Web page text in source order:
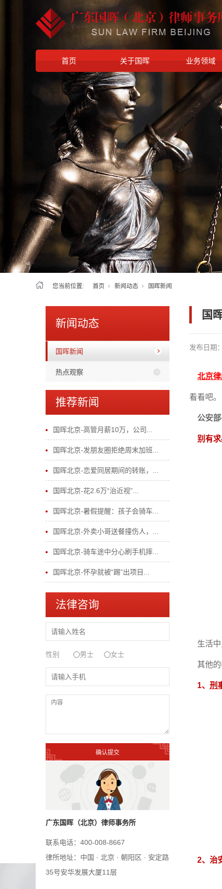
首页 关于国晖 业务领域
您当前位置: 首页 新闻动态 国晖新闻
新闻动态
国晖新闻
热点观察
推荐新闻
国晖北京-高管月薪10万，公司...
国晖北京-发朋友圈拒绝周末加班...
国晖北京-恋爱同居期间的转账，...
国晖北京-花2.6万“治近视”...
国晖北京-暑假提醒：孩子会骑车...
国晖北京-外卖小哥送餐撞伤人，...
国晖北京-骑车途中分心刷手机摔...
国晖北京-怀孕就被“踢”出项目...
法律咨询
性别 男士 女士
广东国晖（北京）律师事务所
联系电话：400-008-8667
律所地址：中国 · 北京 · 朝阳区 · 安定路
35号安华发展大厦11层
国
发布日期
北京
看看吧。
公安
别有
生活中
其他的
1、 刑
2、治